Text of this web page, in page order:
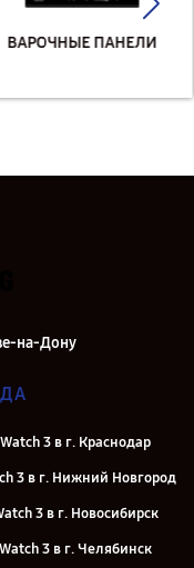
ВАРОЧНЫЕ ПАНЕЛИ
на-Дону
3 в г. Краснодар
3 в г. Нижний Новгород
3 в г. Новосибирск
3 в г. Челябинск